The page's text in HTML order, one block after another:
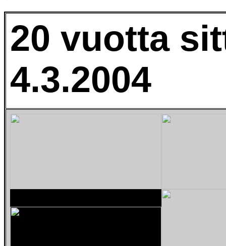
20 vuotta
4.3.2004